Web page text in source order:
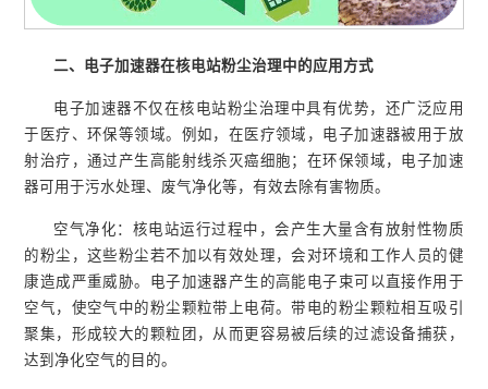
二、电子加速器在核电站粉尘治理中的应用方式
电子加速器不仅在核电站粉尘治理中具有优势，还广泛应用
于医疗、环保等领域。例如，在医疗领域，电子加速器被用于放
射治疗，通过产生高能射线杀灭癌细胞；在环保领域，电子加速
器可用于污水处理、废气净化等，有效去除有害物质。
空气净化：核电站运行过程中，会产生大量含有放射性物质
的粉尘，这些粉尘若不加以有效处理，会对环境和工作人员的健
康造成严重威胁。电子加速器产生的高能电子束可以直接作用于
空气，使空气中的粉尘颗粒带上电荷。带电的粉尘颗粒相互吸引
聚集，形成较大的颗粒团，从而更容易被后续的过滤设备捕获，
达到净化空气的目的。